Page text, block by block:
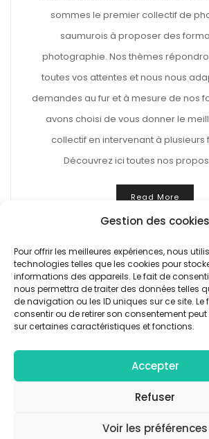
Gestion des cookies
Pour offrir les meilleures expériences, nous
technologies telles que les cookies pour
informations des appareils. Le fait de
nous permettra de traiter des données telles
de navigation ou les ID uniques sur ce site. Le
consentir ou de retirer son consentement
sur certaines caractéristiques et fonctions.
Accepter
Refuser
Voir les préférences
sommes le premier collectif de
saumurois à proposer des
photographie. Nos thèmes
toutes vos attentes et nous nous
demandes au fur et à mesure de nos
avons choisi de vous donner le
collectif en intervenant à plusieurs
Découvrez ici toutes nos
Read More
Navigation
Des
Articles
Précédent 1 2 3
Suivant
© Collectif F/4 - Tous droits réservés |